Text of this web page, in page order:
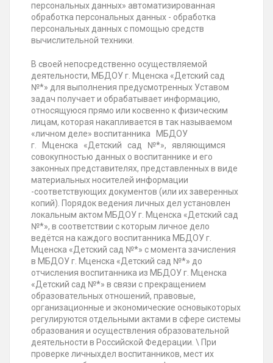
персональных данных» автоматизированная
обработка персональных данных - обработка
персональных данных с помощью средств
вычислительной техники.
В своей непосредственно осуществляемой
деятельности, МБДОУ г. Мценска «Детский сад
№*» для выполнения предусмотренных Уставом
задач получает и обрабатывает информацию,
относящуюся прямо или косвенно к физическим
лицам, которая накапливается в так называемом
«личном деле» воспитанника МБДОУ
г. Мценска «Детский сад №*», являющимся
совокупностью данных о воспитаннике и его
законных представителях, представленных в виде
материальных носителей информации
-соответствующих документов (или их заверенных
копий). Порядок ведения личных дел установлен
локальным актом МБДОУ г. Мценска «Детский сад
№*», в соответствии с которым личное дело
ведётся на каждого воспитанника МБДОУ г.
Мценска «Детский сад №*» с момента зачисления
в МБДОУ г. Мценска «Детский сад №*» до
отчисления воспитанника из МБДОУ г. Мценска
«Детский сад №*» в связи с прекращением
образовательных отношений, правовые,
организационные и экономические основыкоторых
регулируются отдельными актами в сфере системы
образования и осуществления образовательной
деятельности в Российской Федерации. \ При
проверке личныхдел воспитанников, мест их